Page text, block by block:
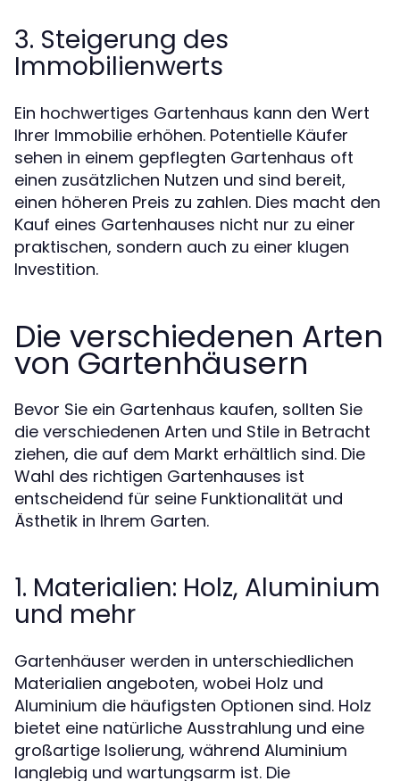
3. Steigerung des
Immobilienwerts
Ein hochwertiges Gartenhaus kann den Wert
Ihrer Immobilie erhöhen. Potentielle Käufer
sehen in einem gepflegten Gartenhaus oft
einen zusätzlichen Nutzen und sind bereit,
einen höheren Preis zu zahlen. Dies macht den
Kauf eines Gartenhauses nicht nur zu einer
praktischen, sondern auch zu einer klugen
Investition.
Die verschiedenen Arten
von Gartenhäusern
Bevor Sie ein Gartenhaus kaufen, sollten Sie
die verschiedenen Arten und Stile in Betracht
ziehen, die auf dem Markt erhältlich sind. Die
Wahl des richtigen Gartenhauses ist
entscheidend für seine Funktionalität und
Ästhetik in Ihrem Garten.
1. Materialien: Holz, Aluminium
und mehr
Gartenhäuser werden in unterschiedlichen
Materialien angeboten, wobei Holz und
Aluminium die häufigsten Optionen sind. Holz
bietet eine natürliche Ausstrahlung und eine
großartige Isolierung, während Aluminium
langlebig und wartungsarm ist. Die